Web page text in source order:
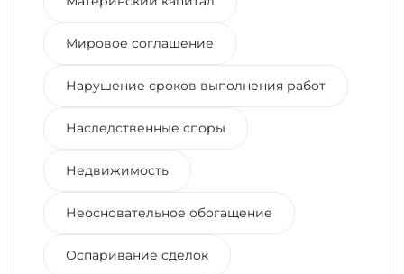
Мировое соглашение
Нарушение сроков выполнения работ
Наследственные споры
Недвижимость
Неосновательное обогащение
Оспаривание сделок